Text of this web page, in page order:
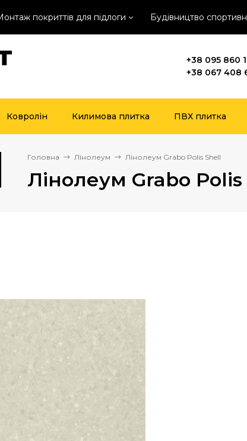
покриттів для підлоги Будівництво
+38 095 860
+38 067 408
Ковролін Килимова плитка ПВХ плитка
Головна Лінолеум Лінолеум Grabo Polis Shell
Лінолеум Grabo Polis